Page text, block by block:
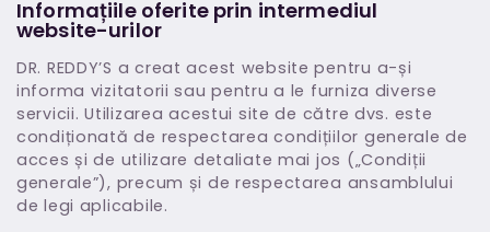
Informațiile oferite prin intermediul
website-urilor
DR. REDDY’S a creat acest website pentru a-și
informa vizitatorii sau pentru a le furniza diverse
servicii. Utilizarea acestui site de către dvs. este
condiționată de respectarea condițiilor generale de
acces și de utilizare detaliate mai jos („Condiții
generale”), precum și de respectarea ansamblului
de legi aplicabile.